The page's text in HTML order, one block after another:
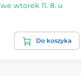
we wtorek 11. 8. u
Do koszyka